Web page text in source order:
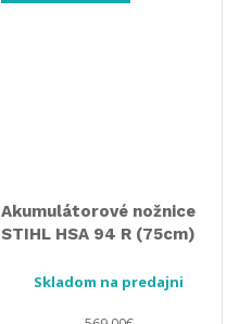
Akumulátorové nožnice
STIHL HSA 94 R (75cm)
Skladom na predajni